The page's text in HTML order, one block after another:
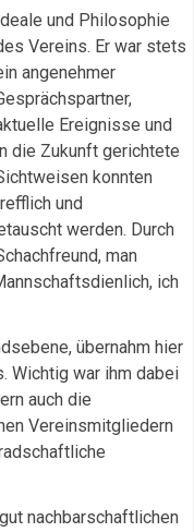
und Philosophie
Vereins. Er war stets
angenehmer
Ereignisse und
die Zukunft gerichtete
konnten
und
werden. Durch
man
ich
übernahm hier
Wichtig war ihm dabei
auch die
Vereinsmitgliedern
nachbarschaftlichen